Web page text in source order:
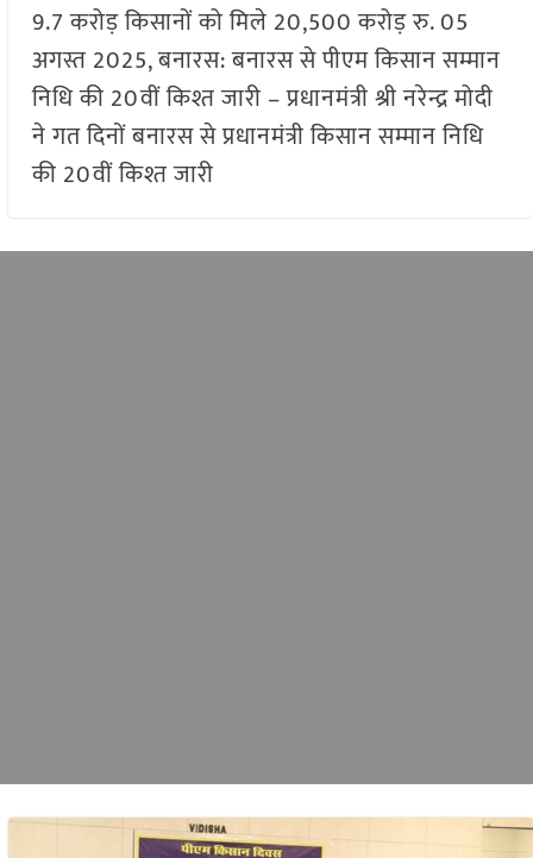
9.7 करोड़ किसानों को मिले 20,500 करोड़ रु. 05
अगस्त 2025, बनारस: बनारस से पीएम किसान सम्मान
निधि की 20वीं किश्त जारी – प्रधानमंत्री श्री नरेन्द्र मोदी
ने गत दिनों बनारस से प्रधानमंत्री किसान सम्मान निधि
की 20वीं किश्त जारी